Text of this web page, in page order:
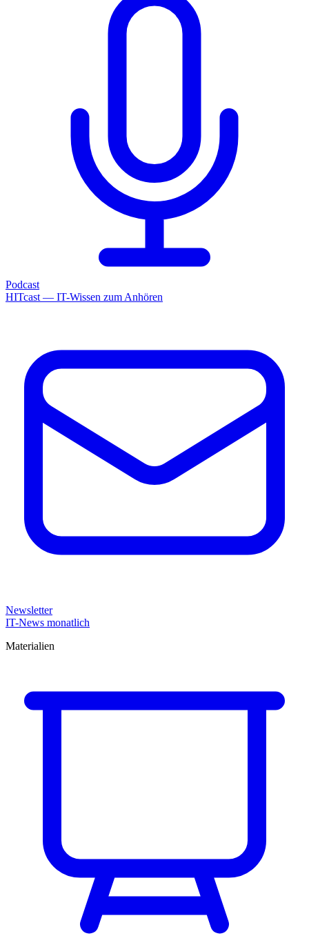
Podcast
HITcast — IT-Wissen zum Anhören
Newsletter
IT-News monatlich
Materialien